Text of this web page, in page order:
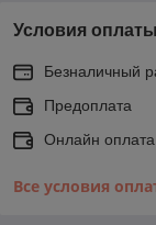
Условия оплаты
Безналичный
Предоплата
Онлайн оплата
Все условия